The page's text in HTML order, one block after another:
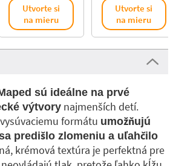
Utvorte si
na mieru
Utvorte si
na mieru
sú ideálne na prvé
výtvory najmenších detí.
formátu umožňujú
predišlo zlomeniu a uľahčilo
krémová textúra je perfektná pre